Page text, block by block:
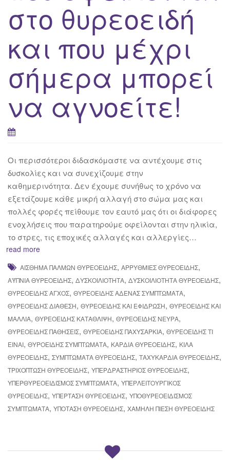
στο θυρεοειδή
και που μέχρι
σήμερα μπορεί
να αγνοείτε!
Οι περισσότεροι διδασκόμαστε να αντέχουμε στις
δυσκολίες και να συνεχίζουμε στην
καθημερινότητα. Δεν έχουμε συνήθως το χρόνο να
εξετάζουμε κάθε μικρή αλλαγή στο σώμα μας και
πολλές φορές πείθουμε τον εαυτό μας ότι οι διάφορες
ενοχλήσεις που παρατηρούμε οφείλονται στην ηλικία,
το στρες, τις εποχικές αλλαγές και αλλεργίες…
read more
ΑΊΣΘΗΜΑ ΠΑΛΜΏΝ ΘΥΡΕΟΕΙΔΉΣ, ΑΡΡΥΘΜΊΕΣ ΘΥΡΕΟΕΙΔΉΣ,
ΑΫΠΝΙΑ ΘΥΡΕΟΕΙΔΉΣ, ΔΥΣΚΟΙΛΙΌΤΗΤΑ, ΔΥΣΚΟΙΛΙΌΤΗΤΑ ΘΥΡΕΟΕΙΔΉΣ,
ΘΥΡΕΟΕΙΔΉΣ ΆΓΧΟΣ, ΘΥΡΕΟΕΙΔΉΣ ΑΔΈΝΑΣ ΣΥΜΠΤΏΜΑΤΑ,
ΘΥΡΕΟΕΙΔΉΣ ΔΙΆΘΕΣΗ, ΘΥΡΕΟΕΙΔΉΣ ΚΑΙ ΕΦΊΔΡΩΣΗ, ΘΥΡΕΟΕΙΔΉΣ ΚΑΙ
ΜΑΛΛΙΆ, ΘΥΡΕΟΕΙΔΉΣ ΚΑΤΆΘΛΙΨΗ, ΘΥΡΕΟΕΙΔΉΣ ΝΕΎΡΑ,
ΘΥΡΕΟΕΙΔΉΣ ΠΑΘΉΣΕΙΣ, ΘΥΡΕΟΕΙΔΉΣ ΠΑΧΥΣΑΡΚΊΑ, ΘΥΡΕΟΕΙΔΉΣ ΤΙ
ΕΊΝΑΙ, ΘΥΡΟΕΙΔΉΣ ΣΥΜΠΤΏΜΑΤΑ, ΚΑΡΔΙΆ ΘΥΡΕΟΕΙΔΉΣ, ΚΙΛΆ
ΘΥΡΕΟΕΙΔΉΣ, ΣΥΜΠΤΏΜΑΤΑ ΘΥΡΕΟΕΙΔΉΣ, ΤΑΧΥΚΑΡΔΊΑ ΘΥΡΕΟΕΙΔΉΣ,
ΤΡΙΧΌΠΤΩΣΗ ΘΥΡΕΟΕΙΔΉΣ, ΥΠΕΡΔΡΑΣΤΗΡΙΟΣ ΘΥΡΕΟΕΙΔΉΣ,
ΥΠΕΡΘΥΡΕΟΕΙΔΙΣΜΌΣ ΣΥΜΠΤΏΜΑΤΑ, ΥΠΕΡΛΕΙΤΟΥΡΓΙΚΌΣ
ΘΥΡΕΟΕΙΔΉΣ, ΥΠΈΡΤΑΣΗ ΘΥΡΕΟΕΙΔΉΣ, ΥΠΟΘΥΡΕΟΕΙΔΙΣΜΌΣ
ΣΥΜΠΤΏΜΑΤΑ, ΥΠΌΤΑΣΗ ΘΥΡΕΟΕΙΔΉΣ, ΧΑΜΗΛΉ ΠΊΕΣΗ ΘΥΡΕΟΕΙΔΉΣ